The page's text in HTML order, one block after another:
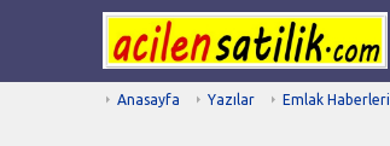
Anasayfa Yazılar Emlak Haberleri